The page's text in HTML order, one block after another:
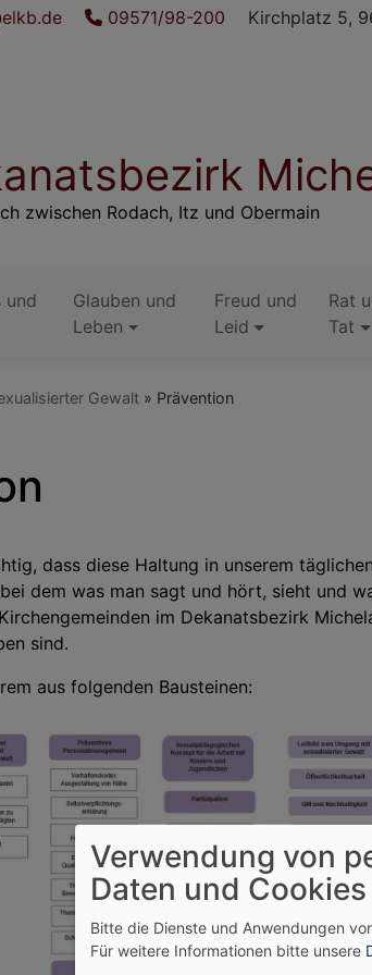
09571/98-200 Kirchplatz 5,
zwischen Rodach, Itz und Obermain
und
Glauben und
Leben
Freud und
Leid
Rat
Tat
Gewalt Prävention
dass diese Haltung in unserem
dem was man sagt und hört, sieht und
im Dekanatsbezirk
sind.
aus folgenden Bausteinen:
Verwendung von
Daten und Cookies
Bitte die Dienste und Anwendungen
Für weitere Informationen bitte unsere